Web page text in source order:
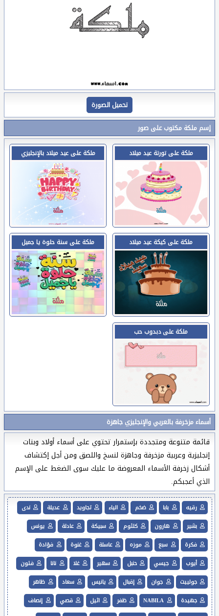
تحميل الصورة
إسم ملكة مكتوب على صور
ملكة على تورتة عيد ميلاد ملكة على عيد ميلاد بالإنجليزي
ملكة على كيكة عيد ميلاد ملكة على سنة حلوة يا جميل
ملكة على دبدوب حب
أسماء مزخرفة بالعربي والإنجليزي جاهزة
قائمة متنوعة ومتجددة بإستمرار تحتوي على أسماء أولاد وبنات
إنجليزية وعربية مزخرفة وجاهزة لنسخ واللصق ومن أجل إكتشاف
أشكال زخرفة الأسماء المعروضة ما عليك سوى الضغط على الإسم
الذي أعجبكم.
رقيه بابا ضخم الياء تجاويد عديلة
ندى
بشير
هارون كلثوم سبيكة عادلة
يونس
فكرة
سبع موزه عاسلة غنوة
فؤادة
أيوب
جيسي حنبل سهير غلا نانا
فتون
جولييت
جوان إقبال يانيس سعاد
ظاهر
جهيدة
NABILA ظفر اثيل قصي
إنصاف